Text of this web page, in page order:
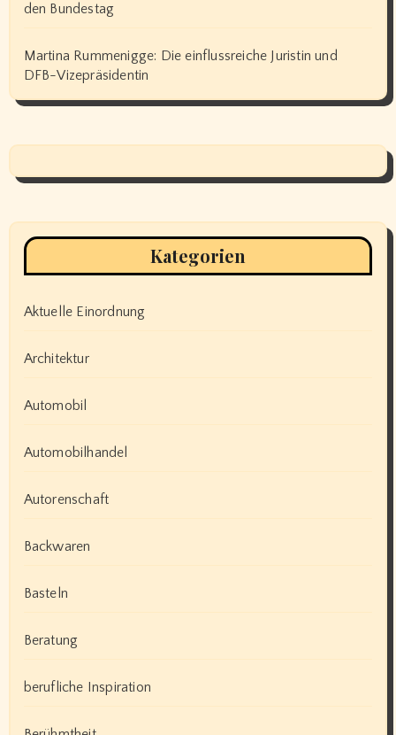
den Bundestag
Martina Rummenigge: Die einflussreiche Juristin und
DFB-Vizepräsidentin
Kategorien
Aktuelle Einordnung
Architektur
Automobil
Automobilhandel
Autorenschaft
Backwaren
Basteln
Beratung
berufliche Inspiration